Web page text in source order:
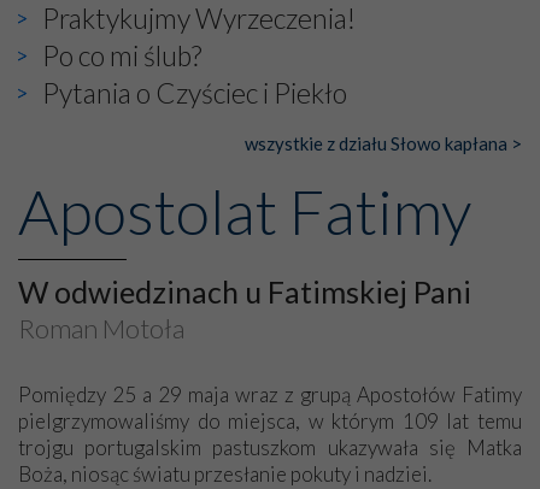
Praktykujmy Wyrzeczenia!
Po co mi ślub?
Pytania o Czyściec i Piekło
wszystkie z działu Słowo kapłana >
Apostolat Fatimy
W odwiedzinach u Fatimskiej Pani
Roman Motoła
Pomiędzy 25 a 29 maja wraz z grupą Apostołów Fatimy
pielgrzymowaliśmy do miejsca, w którym 109 lat temu
trojgu portugalskim pastuszkom ukazywała się Matka
Boża, niosąc światu przesłanie pokuty i nadziei.